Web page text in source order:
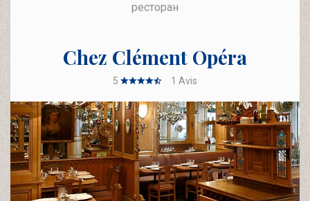
ресторан
Chez Clément Opéra
5 1 Avis